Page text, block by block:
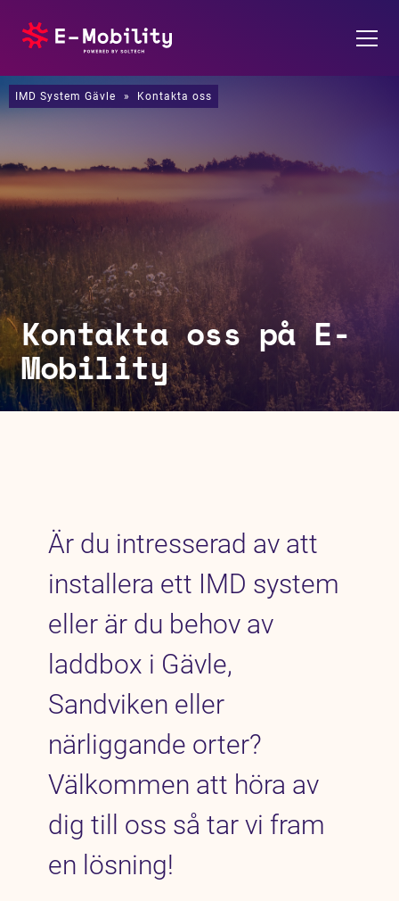
Kontakta oss
Offertförfrågan
Karriär
IMD system
Om E-mobility
IMD System Gävle » Kontakta oss
Kontakta oss på E-
Mobility
Är du intresserad av att
installera ett IMD system
eller är du behov av
laddbox i Gävle,
Sandviken eller
närliggande orter?
Välkommen att höra av
dig till oss så tar vi fram
en lösning!